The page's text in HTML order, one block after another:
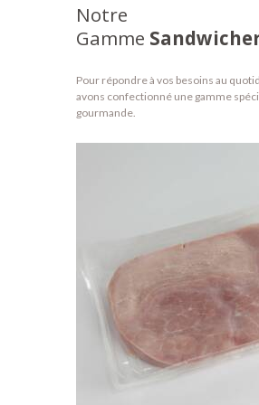
Notre
Gamme
Pour répondre à vos besoins au
avons confectionné une gamme
gourmande.